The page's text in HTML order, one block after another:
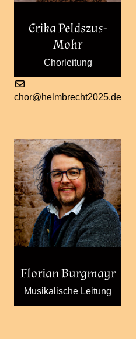
Erika Peldszus-
Mohr
Chorleitung
chor@helmbrecht2025.de
Florian Burgmayr
Musikalische Leitung